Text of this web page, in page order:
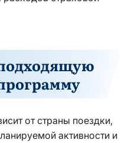
от страны поездки,
активности и